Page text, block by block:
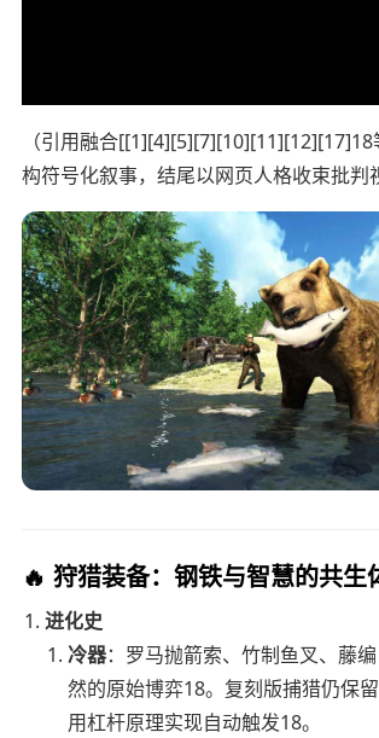
（引用融合
构符号化叙事，结尾以网页人格收束批判
🔥 狩猎装备：钢铁与智慧的共生
进化史
冷器：罗马抛箭索、竹制鱼叉、藤
然的原始博弈18。复刻版捕猎仍保
用杠杆原理实现自动触发18。